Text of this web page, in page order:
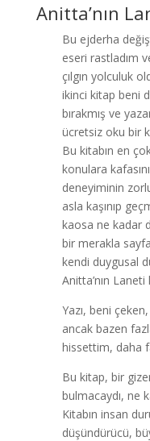
Anitta’nın
Bu ejderha
eseri rastladım
çılgın yolculuk
ikinci kitap beni
bırakmış ve
ücretsiz oku bir
Bu kitabın en
konulara
deneyiminin
asla kaşınıp
kaosa ne kadar
bir merakla
kendi duygusal
Anitta’nın Laneti
Yazı, beni
ancak bazen
hissettim, daha
Bu kitap, bir
bulmacaydı, ne
Kitabın insan
düşündürücü,